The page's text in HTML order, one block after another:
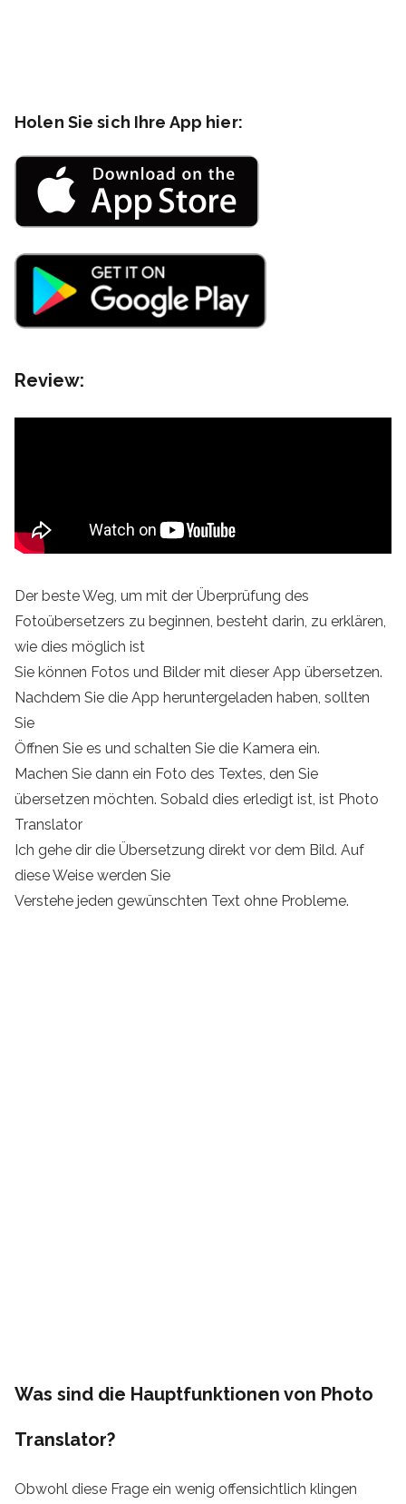
Holen Sie sich Ihre App hier:
Review:
Der beste Weg, um mit der Überprüfung des
Fotoübersetzers zu beginnen, besteht darin, zu erklären,
wie dies möglich ist
Sie können Fotos und Bilder mit dieser App übersetzen.
Nachdem Sie die App heruntergeladen haben, sollten
Sie
Öffnen Sie es und schalten Sie die Kamera ein.
Machen Sie dann ein Foto des Textes, den Sie
übersetzen möchten. Sobald dies erledigt ist, ist Photo
Translator
Ich gehe dir die Übersetzung direkt vor dem Bild. Auf
diese Weise werden Sie
Verstehe jeden gewünschten Text ohne Probleme.
Was sind die Hauptfunktionen von Photo
Translator?
Obwohl diese Frage ein wenig offensichtlich klingen